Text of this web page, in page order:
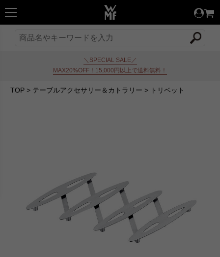
＼SPECIAL SALE／
MAX20%OFF！15,000円以上で送料無料！
TOP> テーブルアクセサリー＆カトラリー > トリベット